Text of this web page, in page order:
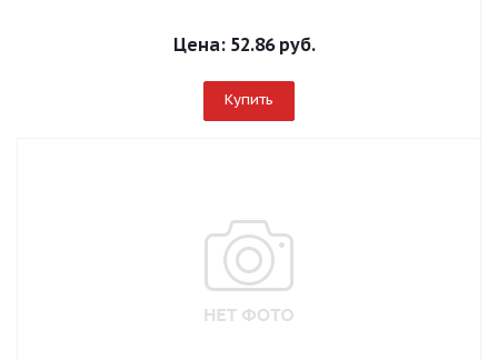
Цена: 52.86 руб.
Купить